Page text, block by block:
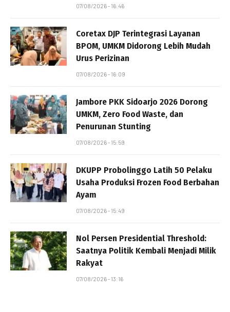
07/08/2026 - 16:46
Coretax DJP Terintegrasi Layanan
BPOM, UMKM Didorong Lebih Mudah
Urus Perizinan
07/08/2026 - 16:09
Jambore PKK Sidoarjo 2026 Dorong
UMKM, Zero Food Waste, dan
Penurunan Stunting
07/08/2026 - 15:59
DKUPP Probolinggo Latih 50 Pelaku
Usaha Produksi Frozen Food Berbahan
Ayam
07/08/2026 - 15:49
Nol Persen Presidential Threshold:
Saatnya Politik Kembali Menjadi Milik
Rakyat
07/08/2026 - 13:16